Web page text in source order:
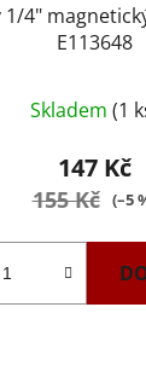
4"
E113648
Skladem (1
147 Kč
155 Kč (–5